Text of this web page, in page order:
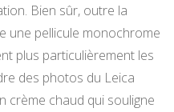
Bien sûr, outre la
une pellicule monochrome
plus particulièrement les
des photos du Leica
crème chaud qui souligne